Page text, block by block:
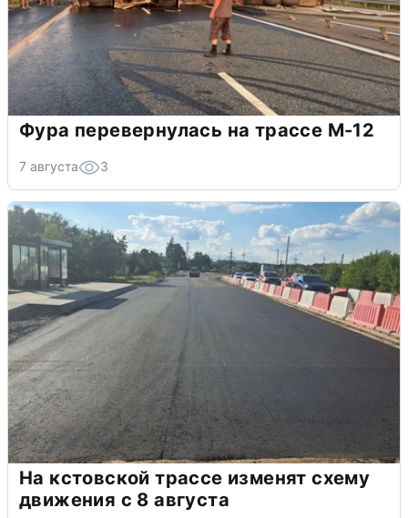
Фура перевернулась на трассе М-12
7 августа 3
На кстовской трассе изменят схему
движения с 8 августа